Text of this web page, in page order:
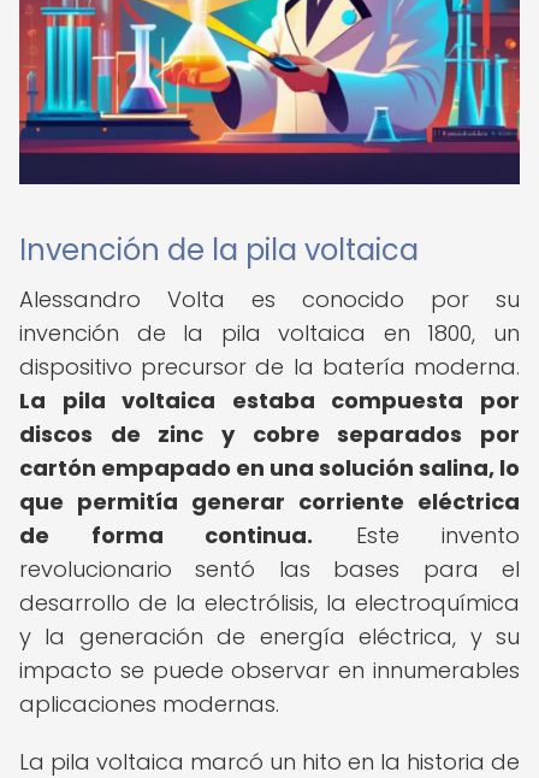
Invención de la pila voltaica
Alessandro Volta es conocido por su
invención de la pila voltaica en 1800, un
dispositivo precursor de la batería moderna.
La pila voltaica estaba compuesta por
discos de zinc y cobre separados por
cartón empapado en una solución salina, lo
que permitía generar corriente eléctrica
de forma continua. Este invento
revolucionario sentó las bases para el
desarrollo de la electrólisis, la electroquímica
y la generación de energía eléctrica, y su
impacto se puede observar en innumerables
aplicaciones modernas.
La pila voltaica marcó un hito en la historia de